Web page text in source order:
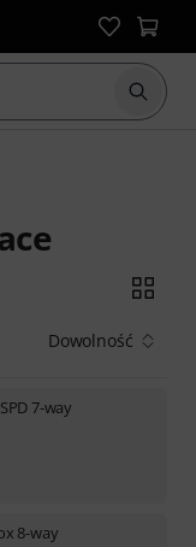
Dowolność
7-way
8-way